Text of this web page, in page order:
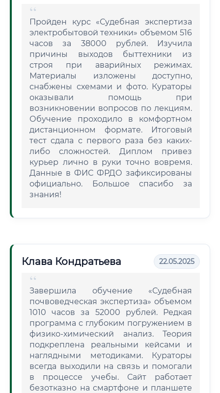
Пройден курс «Судебная экспертиза
электробытовой техники» объемом 516
часов за 38000 рублей. Изучила
причины выходов быттехники из
строя при аварийных режимах.
Материалы изложены доступно,
снабжены схемами и фото. Кураторы
оказывали помощь при
возникновении вопросов по лекциям.
Обучение проходило в комфортном
дистанционном формате. Итоговый
тест сдала с первого раза без каких-
либо сложностей. Диплом привез
курьер лично в руки точно вовремя.
Данные в ФИС ФРДО зафиксированы
официально. Большое спасибо за
знания!
Клава Кондратьева 22.05.2025
Завершила обучение «Судебная
почвоведческая экспертиза» объемом
1010 часов за 52000 рублей. Редкая
программа с глубоким погружением в
физико-химический анализ. Теория
подкреплена реальными кейсами и
наглядными методиками. Кураторы
всегда выходили на связь и помогали
в процессе учебы. Сайт работает
безотказно на смартфоне и планшете